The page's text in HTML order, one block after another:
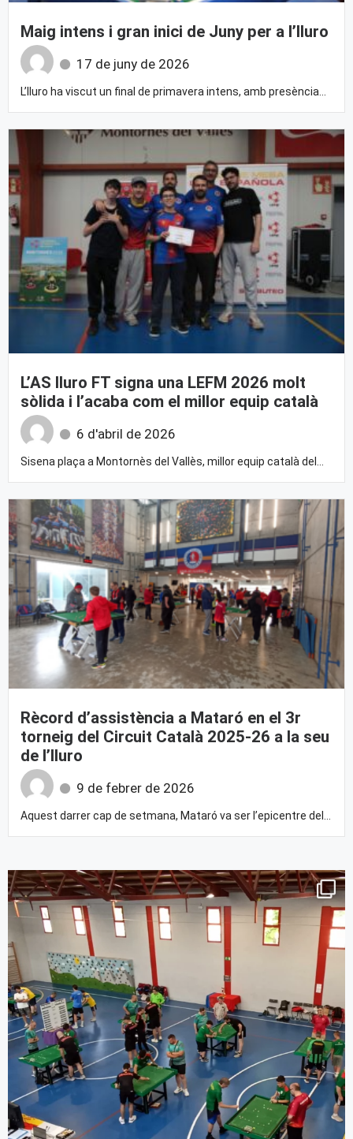
Maig intens i gran inici de Juny per a l’Iluro
17 de juny de 2026
L’Iluro ha viscut un final de primavera intens, amb presència...
L’AS Iluro FT signa una LEFM 2026 molt
sòlida i l’acaba com el millor equip català
6 d'abril de 2026
Sisena plaça a Montornès del Vallès, millor equip català del...
Rècord d’assistència a Mataró en el 3r
torneig del Circuit Català 2025-26 a la seu
de l’Iluro
9 de febrer de 2026
Aquest darrer cap de setmana, Mataró va ser l’epicentre del...